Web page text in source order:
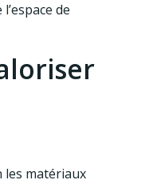
de
matériaux